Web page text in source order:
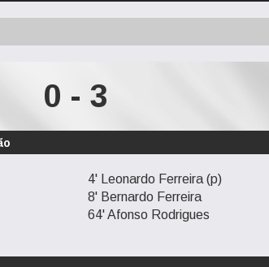
0 - 3
4' Leonardo Ferreira (p)
8' Bernardo Ferreira
64' Afonso Rodrigues